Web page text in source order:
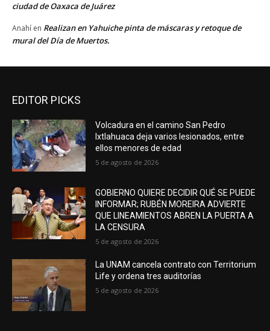
ciudad de Oaxaca de Juárez
Anahí en Realizan en Yahuiche pinta de máscaras y retoque de
mural del Día de Muertos.
EDITOR PICKS
Volcadura en el camino San Pedro
Ixtlahuaca deja varios lesionados, entre
ellos menores de edad
5 de agosto de 2026
GOBIERNO QUIERE DECIDIR QUÉ SE PUEDE
INFORMAR; RUBÉN MOREIRA ADVIERTE
QUE LINEAMIENTOS ABREN LA PUERTA A
LA CENSURA
5 de agosto de 2026
La UNAM cancela contrato con Territorium
Life y ordena tres auditorías
5 de agosto de 2026